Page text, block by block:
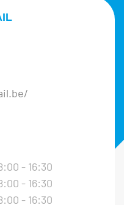
- 16:30
- 16:30
- 16:30